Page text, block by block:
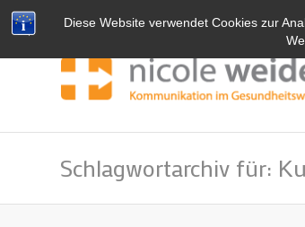
Diese Website verwendet Cookies zur
Schlagwortarchiv für: